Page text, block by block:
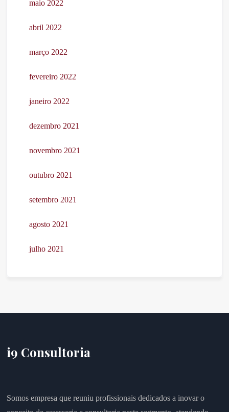
maio 2022
abril 2022
março 2022
fevereiro 2022
janeiro 2022
dezembro 2021
novembro 2021
outubro 2021
setembro 2021
agosto 2021
julho 2021
i9 Consultoria
Somos empresa que reuniu profissionais dedicados a inovar o